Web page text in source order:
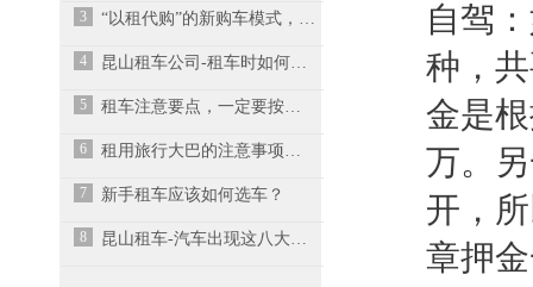
3 “以租代购”的新购车模式，元芳你怎么看？
4 昆山租车公司-租车时如何选择租赁车型？
5 租车注意要点，一定要按合同细节使用
6 租用旅行大巴的注意事项有哪些呢？-昆山大巴车租赁
7 新手租车应该如何选车？
8 昆山租车-汽车出现这八大现象说明该维修了！
自驾
种，
金是
万。
开，
章押